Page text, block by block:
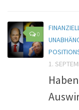
0
1.